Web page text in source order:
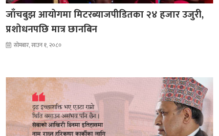
जाँचबुझ आयोगमा मिटरब्याजपीडितका २४ हजार उजुरी,
प्रशोधनपछि मात्र छानबिन
सोमबार, साउन १, २०८०